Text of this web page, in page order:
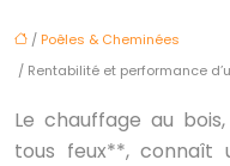
/ Poêles & Cheminées
/ Rentabilité et performance
Le chauffage au
tous feux**, connaît